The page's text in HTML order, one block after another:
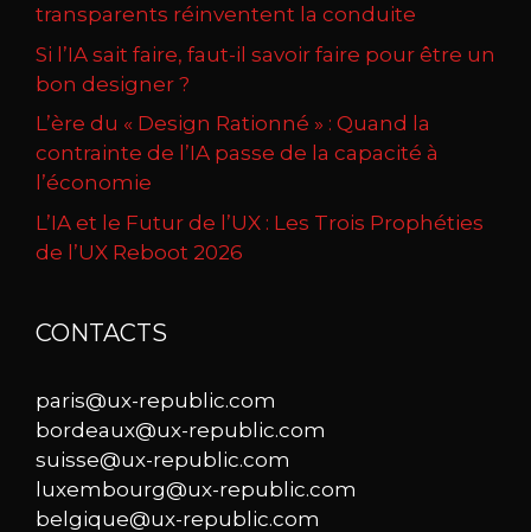
transparents réinventent la conduite
Si l’IA sait faire, faut-il savoir faire pour être un
bon designer ?
L’ère du « Design Rationné » : Quand la
contrainte de l’IA passe de la capacité à
l’économie
L’IA et le Futur de l’UX : Les Trois Prophéties
de l’UX Reboot 2026
CONTACTS
paris@ux-republic.com
bordeaux@ux-republic.com
suisse@ux-republic.com
luxembourg@ux-republic.com
belgique@ux-republic.com